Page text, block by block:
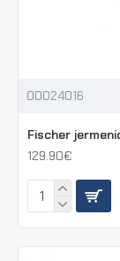
00024016
Fischer
129.90€